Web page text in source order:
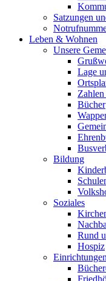
Satzungen
Leben & Wohnen
Unsere
Lage
Bücher
Bildung
Soziales
Rund
Hospiz
Einrichtungen